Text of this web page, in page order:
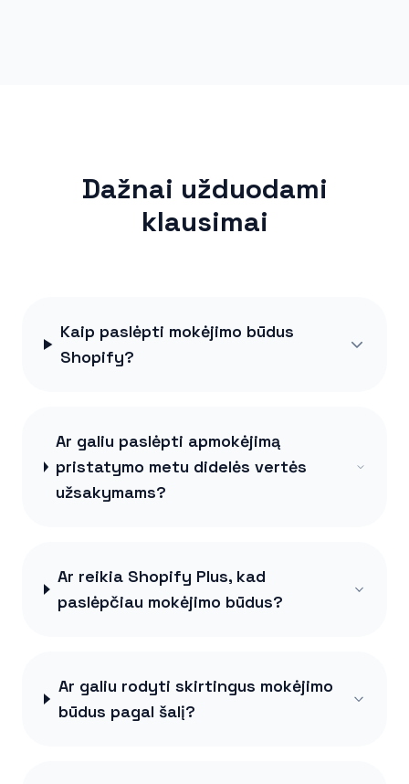
Dažnai užduodami
klausimai
Kaip paslėpti mokėjimo būdus
Shopify?
Ar galiu paslėpti apmokėjimą
pristatymo metu didelės vertės
užsakymams?
Ar reikia Shopify Plus, kad
paslėpčiau mokėjimo būdus?
Ar galiu rodyti skirtingus mokėjimo
būdus pagal šalį?